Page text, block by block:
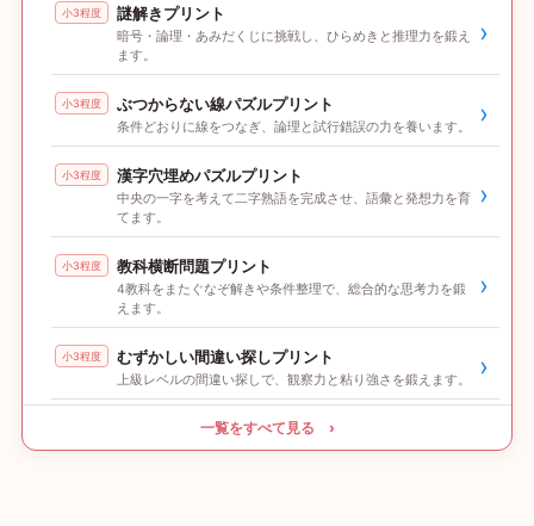
小3程度 謎解きプリント
暗号・論理・あみだくじに挑戦し、ひらめきと推理力を鍛え
ます。
›
小3程度 ぶつからない線パズルプリント
条件どおりに線をつなぎ、論理と試行錯誤の力を養います。 ›
小3程度 漢字穴埋めパズルプリント
中央の一字を考えて二字熟語を完成させ、語彙と発想力を育
てます。
›
小3程度 教科横断問題プリント
4教科をまたぐなぞ解きや条件整理で、総合的な思考力を鍛
えます。
›
小3程度 むずかしい間違い探しプリント
上級レベルの間違い探しで、観察力と粘り強さを鍛えます。 ›
一覧をすべて見る ›